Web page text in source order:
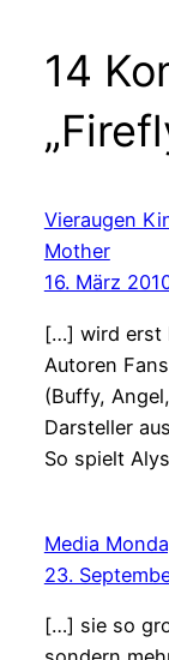
14
Vieraugen
Mother
16. März
[…] wird erst
Autoren
(Buffy,
Darsteller
So spielt
Media
23.
[…] sie so